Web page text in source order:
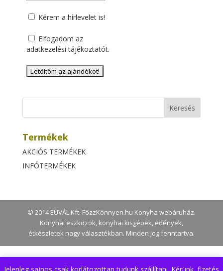
Kérem a hírlevelet is!
Elfogadom az
adatkezelési tájékoztatót.
Termékek
AKCIÓS TERMÉKEK
INFÓTERMÉKEK
© 2014 EUVÁL Kft. FőzzKönnyen.hu Konyha webáruház.
Konyhai eszközök, konyhai kisgépek, edények,
étkészletek nagy választékban. Minden jog fenntartva.